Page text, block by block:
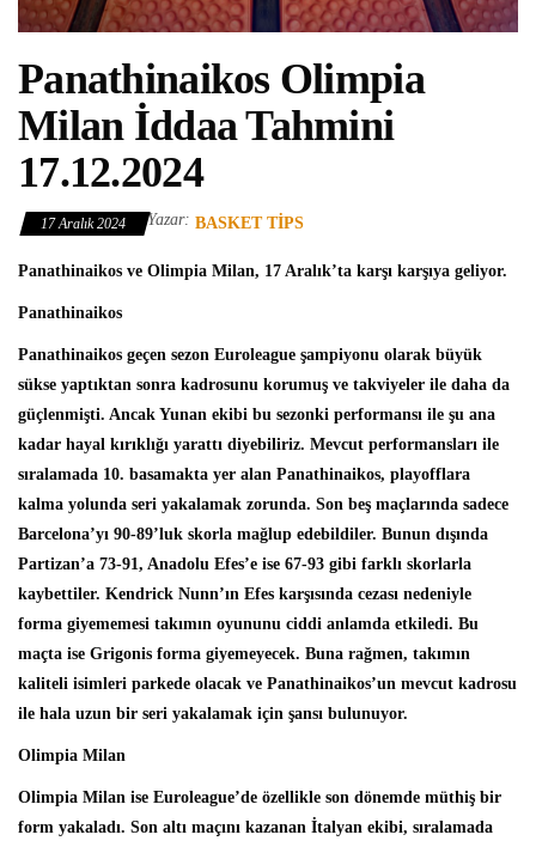
Panathinaikos Olimpia
Milan İddaa Tahmini
17.12.2024
17 Aralık 2024 Yazar: BASKET TIPS
Panathinaikos ve Olimpia Milan, 17 Aralık’ta karşı karşıya geliyor.
Panathinaikos
Panathinaikos geçen sezon Euroleague şampiyonu olarak büyük
sükse yaptıktan sonra kadrosunu korumuş ve takviyeler ile daha da
güçlenmişti. Ancak Yunan ekibi bu sezonki performansı ile şu ana
kadar hayal kırıklığı yarattı diyebiliriz. Mevcut performansları ile
sıralamada 10. basamakta yer alan Panathinaikos, playofflara
kalma yolunda seri yakalamak zorunda. Son beş maçlarında sadece
Barcelona’yı 90-89’luk skorla mağlup edebildiler. Bunun dışında
Partizan’a 73-91, Anadolu Efes’e ise 67-93 gibi farklı skorlarla
kaybettiler. Kendrick Nunn’ın Efes karşısında cezası nedeniyle
forma giyememesi takımın oyununu ciddi anlamda etkiledi. Bu
maçta ise Grigonis forma giyemeyecek. Buna rağmen, takımın
kaliteli isimleri parkede olacak ve Panathinaikos’un mevcut kadrosu
ile hala uzun bir seri yakalamak için şansı bulunuyor.
Olimpia Milan
Olimpia Milan ise Euroleague’de özellikle son dönemde müthiş bir
form yakaladı. Son altı maçını kazanan İtalyan ekibi, sıralamada